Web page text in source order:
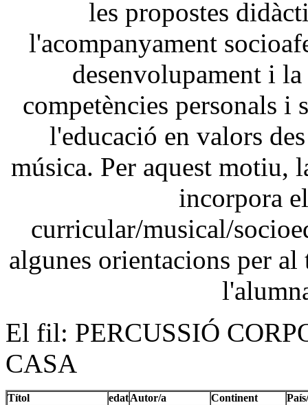
les propostes
l'acompanyament
desenvolupament i
competències personals i
l'educació en valors
música. Per aquest motiu,
incorpora
curricular/musical/
algunes orientacions per
El fil: PERCUSSIÓ
CASA
Títol edatAutor/a Continent